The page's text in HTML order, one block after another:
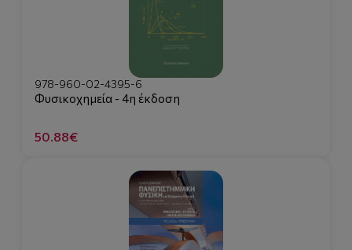
978-960-02-4395-6
Φυσικοχημεία - 4η έκδοση
50.88€